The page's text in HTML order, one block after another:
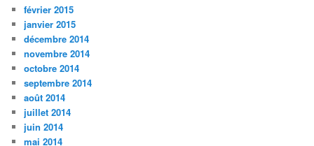
février 2015
janvier 2015
décembre 2014
novembre 2014
octobre 2014
septembre 2014
août 2014
juillet 2014
juin 2014
mai 2014